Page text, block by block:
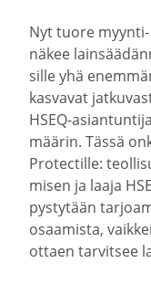
Nyt tuore
näkee
sille yhä
kasvavat
HSEQ-​
määrin. Tässä
Protec­tille:
misen ja laaja
pystytään
osaamista,
ottaen tarvitsee